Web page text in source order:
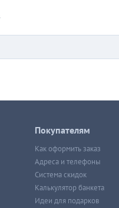
Покупателям
Как оформить заказ
Адреса и телефоны
Система скидок
Калькулятор банкета
Идеи для подарков